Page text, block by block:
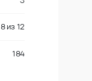
8из 12
184